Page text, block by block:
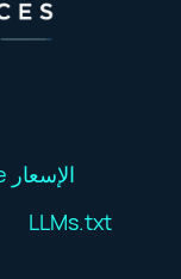
Price الإسعار
LLMs.txt